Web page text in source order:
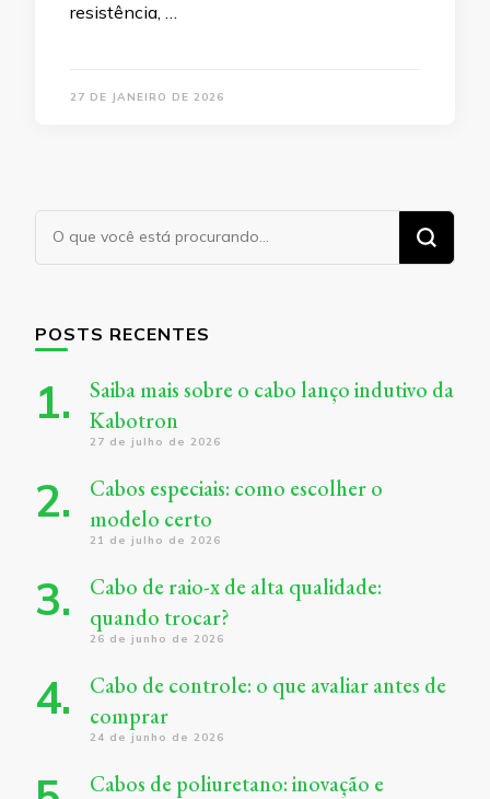
resistência, …
27 DE JANEIRO DE 2026
Procurando
algo?
POSTS RECENTES
Saiba mais sobre o cabo lanço indutivo da
Kabotron
27 de julho de 2026
Cabos especiais: como escolher o
modelo certo
21 de julho de 2026
Cabo de raio-x de alta qualidade:
quando trocar?
26 de junho de 2026
Cabo de controle: o que avaliar antes de
comprar
24 de junho de 2026
Cabos de poliuretano: inovação e